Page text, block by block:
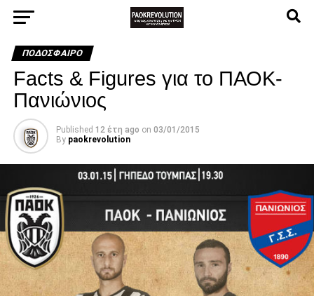
ΠΟΔΌΣΦΑΙΡΟ
Facts & Figures για το ΠΑΟΚ-
Πανιώνιος
Published 12 έτη ago on 03/01/2015
By paokrevolution